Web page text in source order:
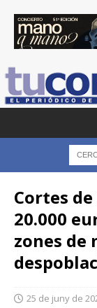
Cortes
20.000
zones de
25 de juny de